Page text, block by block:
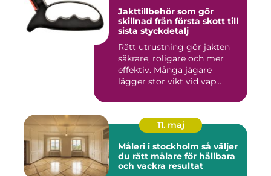
Jakttillbehör som gör
skillnad från första skott till
sista styckdetalj
Rätt utrustning gör jakten
säkrare, roligare och mer
effektiv. Många jägare
lägger stor vikt vid vap...
11. maj
Måleri i stockholm så väljer
du rätt målare för hållbara
och vackra resultat